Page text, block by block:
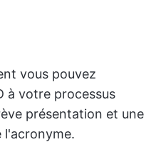
vous pouvez
à votre processus
présentation et une
l'acronyme.